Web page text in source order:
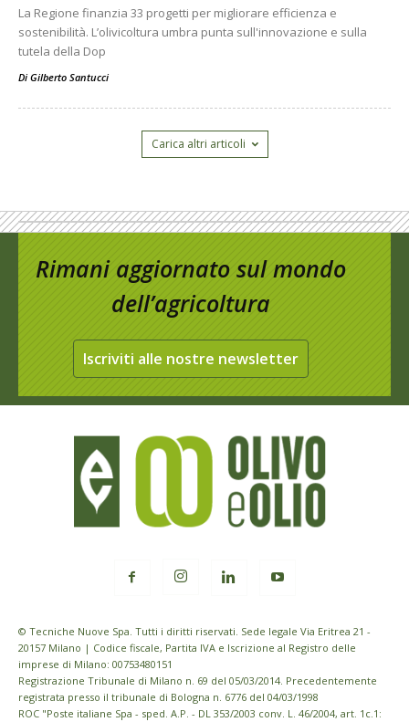
La Regione finanzia 33 progetti per migliorare efficienza e
sostenibilità. L’olivicoltura umbra punta sull'innovazione e sulla
tutela della Dop
Di Gilberto Santucci
Carica altri articoli
Rimani aggiornato sul mondo
dell’agricoltura
Iscriviti alle nostre newsletter
© Tecniche Nuove Spa. Tutti i diritti riservati. Sede legale Via Eritrea 21 -
20157 Milano | Codice fiscale, Partita IVA e Iscrizione al Registro delle
imprese di Milano: 00753480151
Registrazione Tribunale di Milano n. 69 del 05/03/2014. Precedentemente
registrata presso il tribunale di Bologna n. 6776 del 04/03/1998
ROC "Poste italiane Spa - sped. A.P. - DL 353/2003 conv. L. 46/2004, art. 1c.1: